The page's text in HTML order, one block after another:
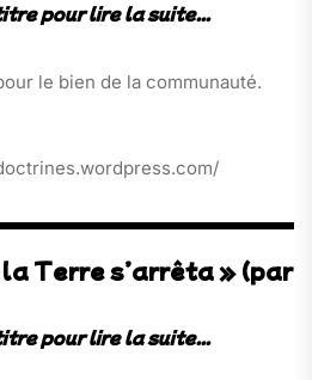
le bien de la communauté.
la Terre s’arrêta » (par